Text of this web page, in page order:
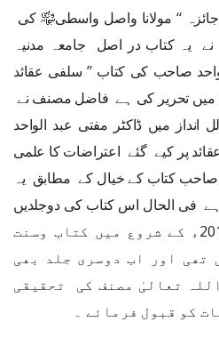
‘‘ مولانا واصل واسطی﷾ کی
یہ کتاب در اصل جامعہ مدنیہ
صاحب کی کتاب ’’ سلفی عقائد
میں تحریر کی ہے فاضل مصنف نے
میں ڈاکٹر مفتی عبد الواحد
پر کیے گئے اعتراضات کا علمی
صاحب کتاب کے خیال کے مطابق یہ
فی الحال اس کتاب کی دوجلدیں
پرنٹ ہوئی ہیں جلداول 2018ء کے شروع میں کتاب وسنت
اور اب دوسری جلد بھی
تعالیٰ مصنف کی تحقیقی
کو قبول فرمائے ۔